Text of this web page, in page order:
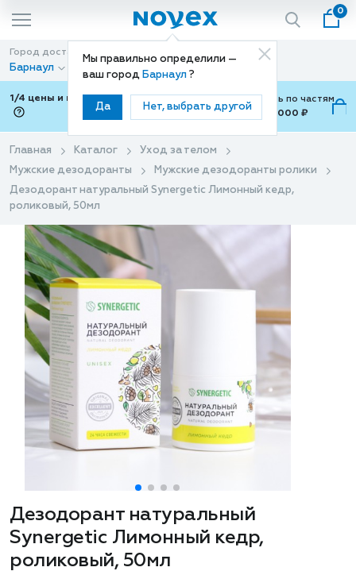
Мы правильно определили —
ваш город Барнаул ?
Да Нет, выбрать другой
0
Город доставки
Барнаул
Способ доставки
Доставка
1/4 цены и покупки ваши с Подели
Можно оплатить по частям
от 700 ₽ до 15,000 ₽
Главная Каталог
Уход за телом
Мужские дезодоранты
Мужские дезодоранты ролики
Дезодорант натуральный Synergetic Лимонный кедр,
роликовый, 50мл
Дезодорант натуральный
Synergetic Лимонный кедр,
роликовый, 50мл